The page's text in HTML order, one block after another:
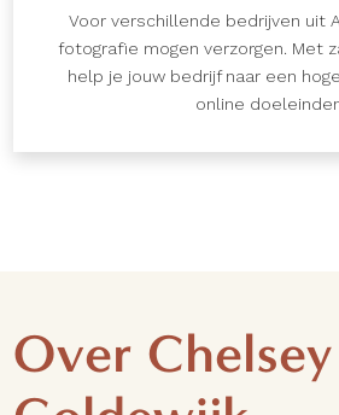
Voor verschillende bedrijven uit
fotografie mogen verzorgen. Met
help je jouw bedrijf naar een
online
Over Chelsey